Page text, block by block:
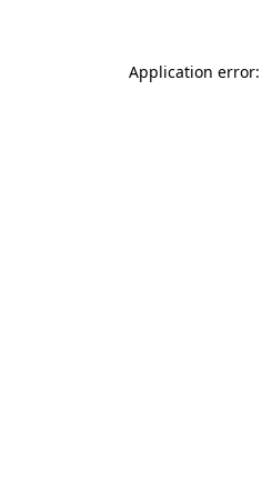
Application